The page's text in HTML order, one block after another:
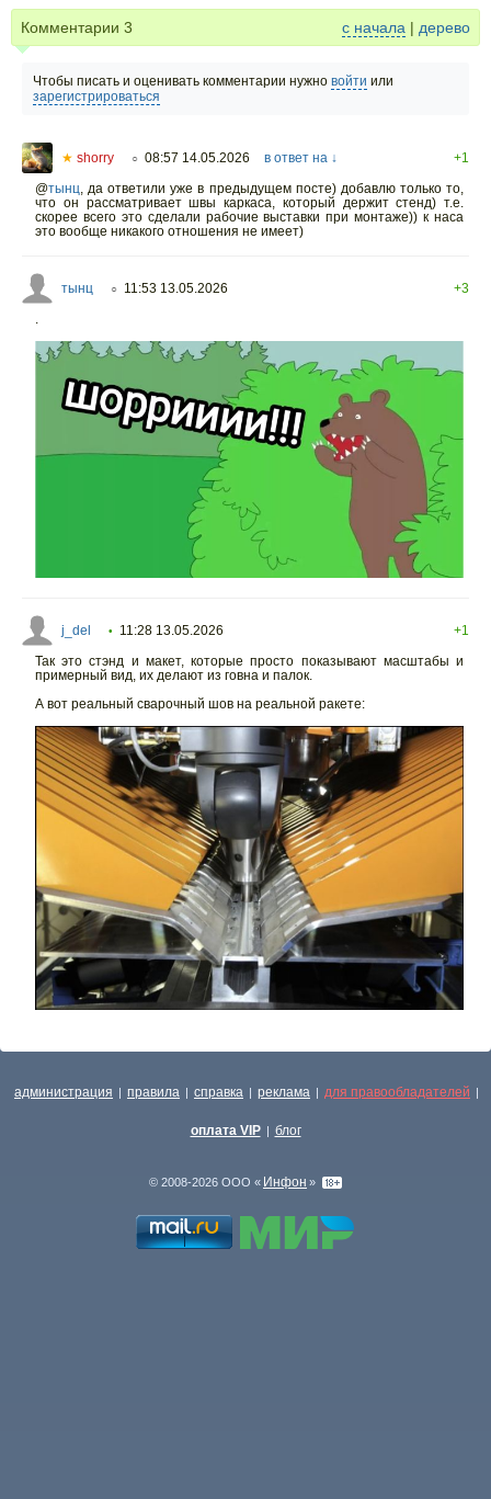
Комментарии 3 с начала | дерево
Чтобы писать и оценивать комментарии нужно войти или
зарегистрироваться
★ shorry ○ 08:57 14.05.2026 в ответ на ↓
+1
@тынц
да ответили уже в предыдущем посте) добавлю только то,
что он рассматривает швы каркаса, который держит стенд) т.е.
скорее всего это сделали рабочие выставки при монтаже)) к наса
это вообще никакого отношения не имеет)
тынц ○ 11:53 13.05.2026
+3
j_del • 11:28 13.05.2026
+1
Так это стэнд и макет, которые просто показывают масштабы и
примерный вид, их делают из говна и палок.
А вот реальный сварочный шов на реальной ракете:
администрация | правила | справка | реклама | для правообладателей |
оплата VIP | блог
© 2008-2026 ООО « Инфон »